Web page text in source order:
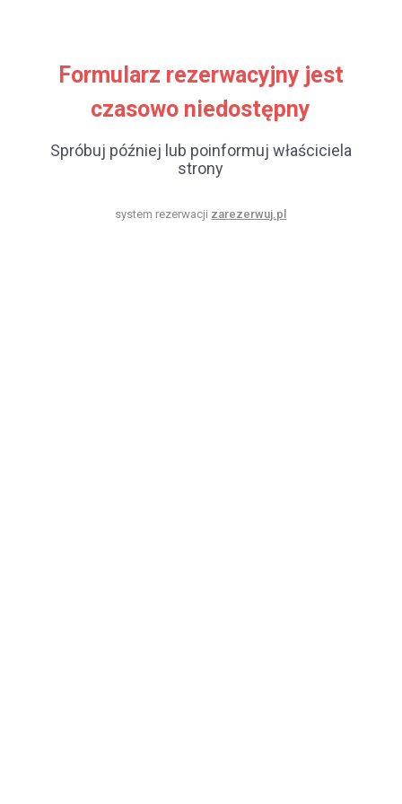
Formularz rezerwacyjny jest
czasowo niedostępny
Spróbuj później lub poinformuj właściciela
strony
system rezerwacji zarezerwuj.pl